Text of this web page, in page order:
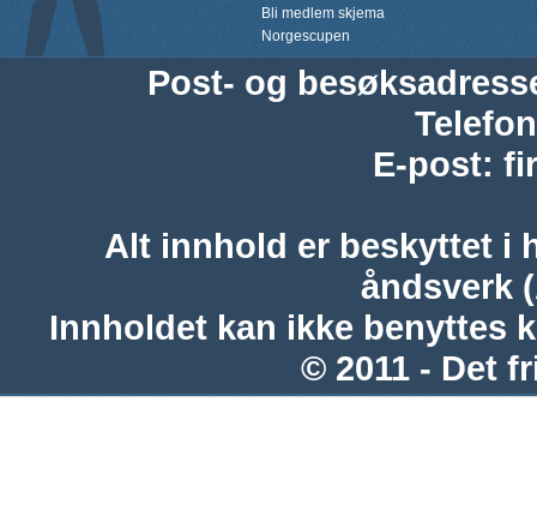
Bli medlem skjema
Norgescupen
Post- og
Telefon
E-post:
Alt innhold er beskyttet i
åndsverk
Innholdet kan ikke benyttes
© 2011 - Det